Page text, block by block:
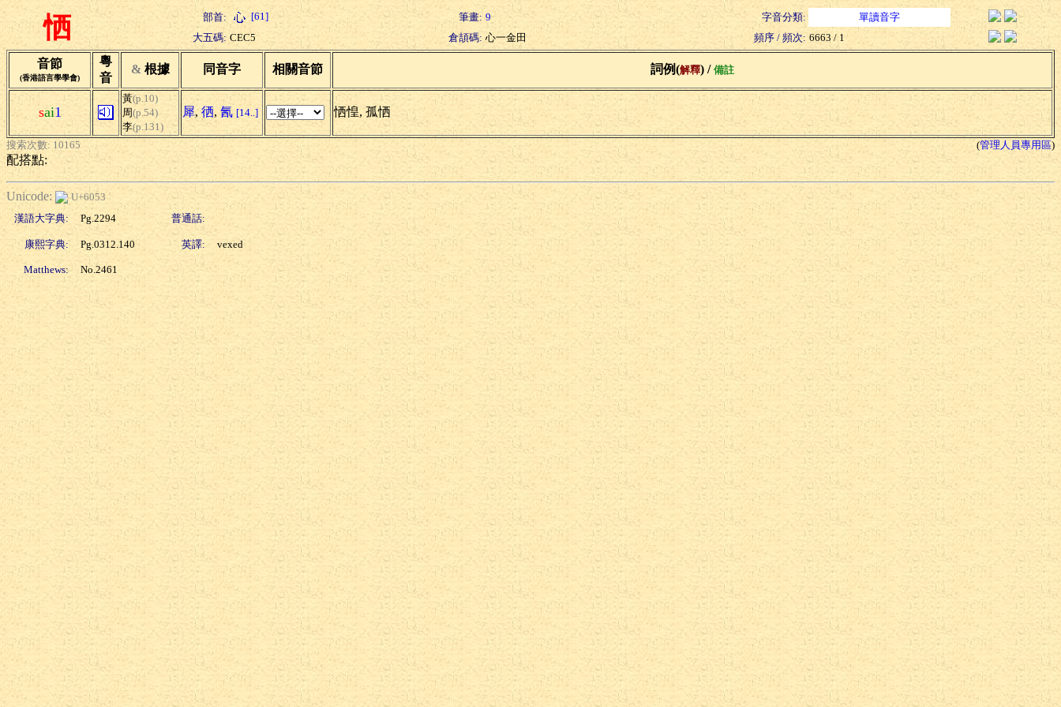
恓 部首: [61] 筆畫: 9 字音分類:
單讀音字
大五碼: CEC5 倉頡碼: 心一金田 頻序 / 頻次: 6663 / 1
音節
(香港語言學學會)
粵
音
& 根據 同音字 相關音節 詞例(解釋) / 備註
sai1
黃(p.10)
周(p.54)
李(p.131)
犀, 徆, 氥 [14..] 恓惶, 孤恓
搜索次數: 10165 (管理人員專用區)
配搭點:
Unicode:
U+6053
漢語大字典:
Pg.2294 普通話:
康熙字典: Pg.0312.140 英譯: vexed
Matthews: No.2461